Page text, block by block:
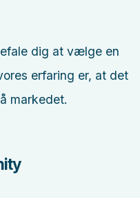
dig at vælge en
erfaring er, at det
markedet.